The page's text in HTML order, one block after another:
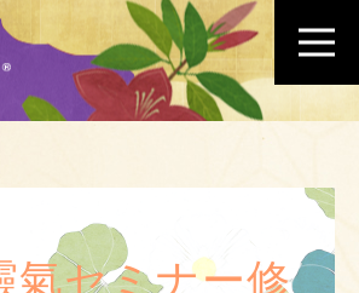
氣セミナー修